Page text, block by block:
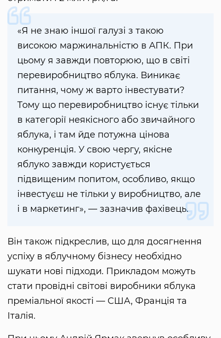
«Я не знаю іншої галузі з такою
високою маржинальністю в АПК. При
цьому я завжди повторюю, що в світі
перевиробництво яблука. Виникає
питання, чому ж варто інвестувати?
Тому що перевиробництво існує тільки
в категорії неякісного або звичайного
яблука, і там йде потужна цінова
конкуренція. У свою чергу, якісне
яблуко завжди користується
підвищеним попитом, особливо, якщо
інвестуєш не тільки у виробництво, але
і в маркетинг», — зазначив фахівець.
Він також підкреслив, що для досягнення
успіху в яблучному бізнесу необхідно
шукати нові підходи. Прикладом можуть
стати провідні світові виробники яблука
преміальної якості — США, Франція та
Італія.